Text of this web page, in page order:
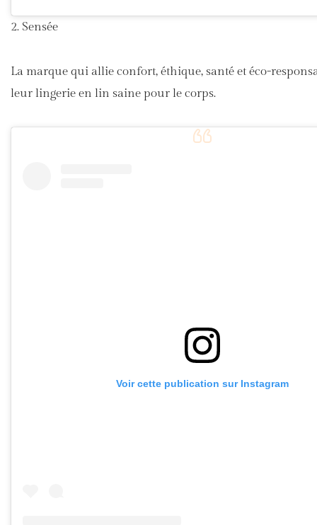
2. Sensée
La marque qui allie confort, éthique, santé et éco-
leur lingerie en lin saine pour le corps.
Voir cette publication sur Instagram